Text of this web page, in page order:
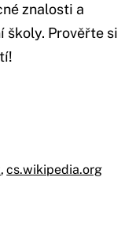
znalosti a
školy. Prověřte si
, cs.wikipedia.org